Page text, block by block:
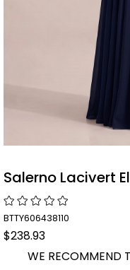
Salerno Lacivert
BTTY606438110
$238.93
WE RECOMMEND